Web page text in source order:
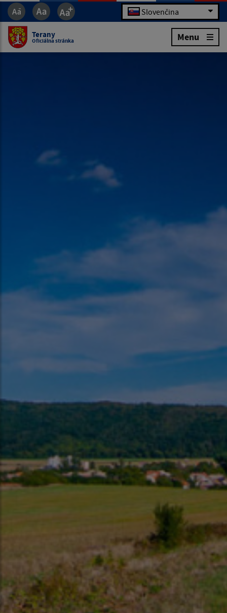
Slovenčina
Terany
Oficiálna stránka Menu